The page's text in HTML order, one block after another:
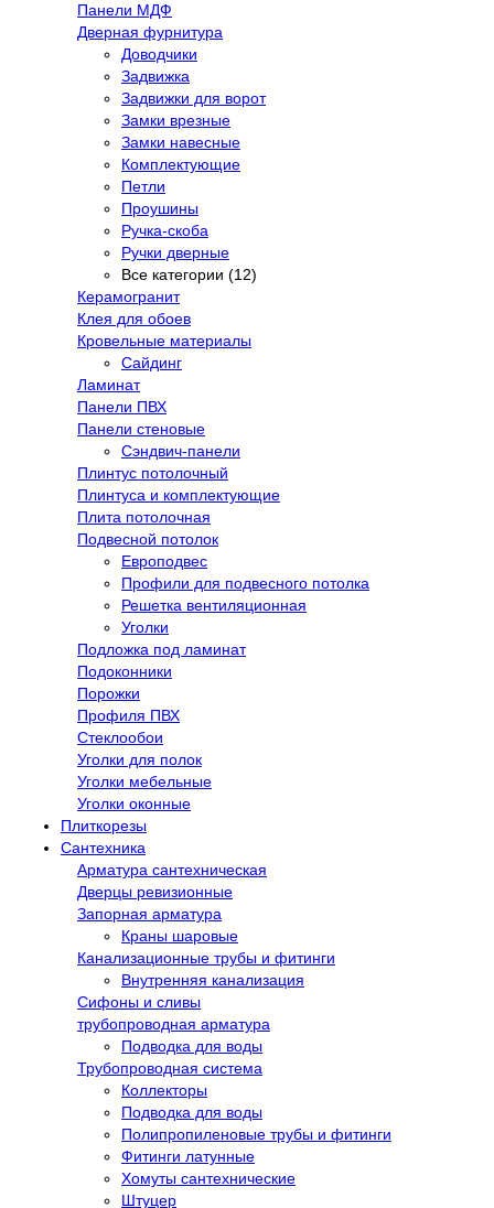
Панели МДФ
Дверная фурнитура
Доводчики
Задвижка
Задвижки для ворот
Замки врезные
Замки навесные
Комплектующие
Петли
Проушины
Ручка-скоба
Ручки дверные
Все категории (12)
Керамогранит
Клея для обоев
Кровельные материалы
Сайдинг
Ламинат
Панели ПВХ
Панели стеновые
Сэндвич-панели
Плинтус потолочный
Плинтуса и комплектующие
Плита потолочная
Подвесной потолок
Европодвес
Профили для подвесного потолка
Решетка вентиляционная
Уголки
Подложка под ламинат
Подоконники
Порожки
Профиля ПВХ
Стеклообои
Уголки для полок
Уголки мебельные
Уголки оконные
Плиткорезы
Сантехника
Арматура сантехническая
Дверцы ревизионные
Запорная арматура
Краны шаровые
Канализационные трубы и фитинги
Внутренняя канализация
Сифоны и сливы
трубопроводная арматура
Подводка для воды
Трубопроводная система
Коллекторы
Подводка для воды
Полипропиленовые трубы и фитинги
Фитинги латунные
Хомуты сантехнические
Штуцер